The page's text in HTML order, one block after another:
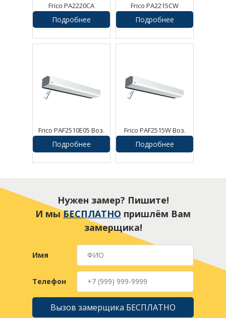
Frico PA2220CA
Воздушная завеса
Подробнее
Frico PA2215CW
Воздушная завеса
Подробнее
Frico PAF2510E05 Воз.
завеса Pamir
Подробнее
Frico PAF2515W Воз.
завеса Pamir
Подробнее
Нужен замер? Пишите!
И мыБЕСПЛАТНО пришлём Вам
замерщика!
Имя
Телефон
Вызов замерщика БЕСПЛАТНО